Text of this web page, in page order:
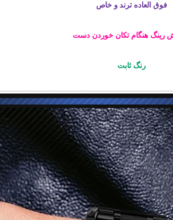
فوق العاده ترند و خاص
رینگ هنگام تکان خوردن دست
رنگ ثابت